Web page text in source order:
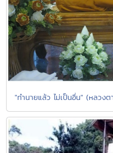
"ทำนายแล้ว ไม่เป็นอื่น" (หลว